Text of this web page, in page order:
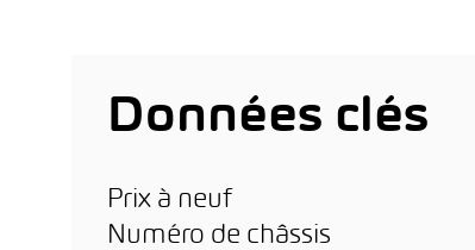
Données clés
Prix à neuf
Numéro de châssis